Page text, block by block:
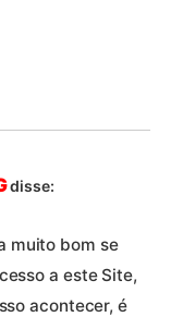
disse:
muito bom se
a este Site,
acontecer, é